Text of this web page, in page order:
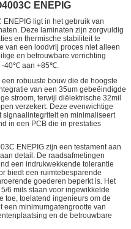
ENEPIG
ligt in het gebruik van
Deze laminaten zijn zorgvuldig
en thermische stabiliteit te
van een loodvrij proces niet alleen
en betrouwbare verrichting
-40℃ aan +85℃.
robuuste bouw die de hoogste
van een 35um gebeëindigde
stroom, terwijl diëlektrische 32mil
verzekert. Deze evenwichtige
en minimaliseert
in een PCB die in prestaties
ENEPIG zijn een testament aan
detail. De raadsafmetingen
een indrukwekkende tolerantie
biedt een ruimtebesparende
goederen beperkt is. Het
6 mils staan voor ingewikkelde
toe, toelatend ingenieurs om de
een minimumgatengrootte van
en de betrouwbare